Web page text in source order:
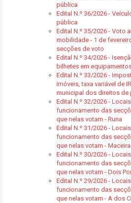
pública
Edital N.º 36/2026 -
pública
Edital N.º 35/2026 - Voto
mobilidade - 1 de
secções de voto
Edital N.º 34/2026 -
bilhetes em
Edital N.º 33/2026 -
imóveis, taxa variável de
municipal dos direitos de
Edital N.º 32/2026 -
funcionamento das
que nelas votam - Runa
Edital N.º 31/2026 -
funcionamento das
que nelas votam - Maceira
Edital N.º 30/2026 -
funcionamento das
que nelas votam - Dois
Edital N.º 29/2026 -
funcionamento das
que nelas votam - A dos